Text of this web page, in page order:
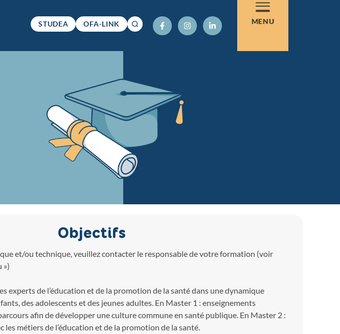
STUDEA OFA-LINK MENU
Objectifs
et/ou technique, veuillez contacter le responsable de votre formation (voir
»)
experts de l’éducation et de la promotion de la santé dans une dynamique
des adolescents et des jeunes adultes. En Master 1 : enseignements
afin de développer une culture commune en santé publique. En Master 2 :
les métiers de l’éducation et de la promotion de la santé.